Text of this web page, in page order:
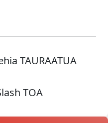
TAURAATUA
TOA